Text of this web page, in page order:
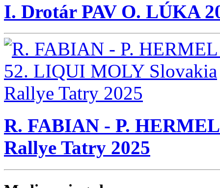
I. Drotár PAV O. LÚKA
R. FABIAN - P.
Rallye Tatry 2025